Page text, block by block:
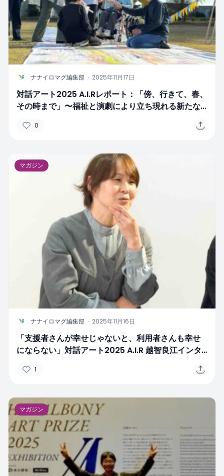
N ナナイロマグ編集部 · 2025年11月17日
対話アート2025 A.I.Rレポート：「傍、行きて、春、
その時まで」〜福祉と演劇により立ち現れる新たな
0
マガジン
N ナナイロマグ編集部 · 2025年11月16日
「支援者さんが幸せじゃないと、利用者さんも幸せ
にならない」対話アート2025 A.I.R 越智良江インタ
1
マガジン